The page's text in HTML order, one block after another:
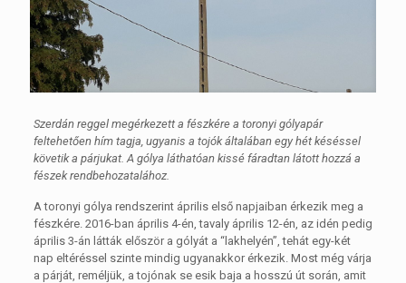
Szerdán reggel megérkezett a fészkére a toronyi gólyapár
feltehetően hím tagja, ugyanis a tojók általában egy hét késéssel
követik a párjukat. A gólya láthatóan kissé fáradtan látott hozzá a
fészek rendbehozatalához.
A toronyi gólya rendszerint április első napjaiban érkezik meg a
fészkére. 2016-ban április 4-én, tavaly április 12-én, az idén pedig
április 3-án látták először a gólyát a “lakhelyén”, tehát egy-két
nap eltéréssel szinte mindig ugyanakkor érkezik. Most még várja
a párját, reméljük, a tojónak se esik baja a hosszú út során, amit